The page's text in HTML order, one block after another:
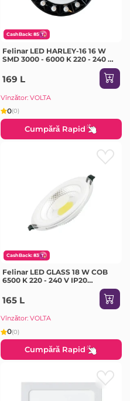
CashBack: 85
Felinar LED HARLEY-16 16 W
SMD 3000 - 6000 K 220 - 240 V
169 L
Vînzător: VOLTA
0(0)
Cumpără Rapid
CashBack: 83
Felinar LED GLASS 18 W COB
6500 K 220 - 240 V IP20
165 L
Vînzător: VOLTA
0(0)
Cumpără Rapid